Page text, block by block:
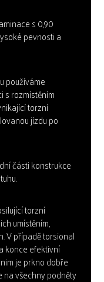
s 0,90
pevnosti a
používáme
s rozmístěním
torzní
jízdu po
části konstrukce
torzní
umístěním,
V případě torsional
konce efektivní
je prkno dobře
na všechny podněty